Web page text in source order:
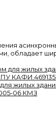
обладает
жилых
06 КМЗ